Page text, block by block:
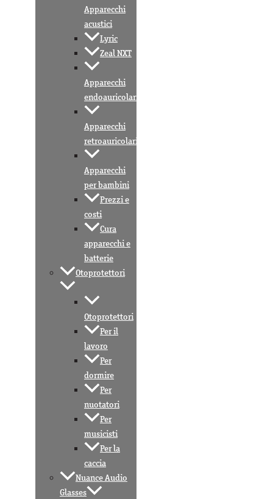
Apparecchi
acustici
Lyric
Zeal NXT
Apparecchi
endoauricolari
Apparecchi
retroauricolari
Apparecchi
per bambini
Prezzi e
costi
Cura
apparecchi e
batterie
Otoprotettori
Otoprotettori
Per il
lavoro
Per
dormire
Per
nuotatori
Per
musicisti
Per la
caccia
Nuance Audio
Glasses